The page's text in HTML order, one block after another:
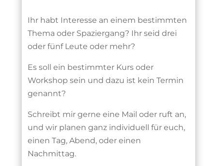
Ihr habt Interesse an einem bestimmten
Thema oder Spaziergang? Ihr seid drei
oder fünf Leute oder mehr?
Es soll ein bestimmter Kurs oder
Workshop sein und dazu ist kein Termin
genannt?
Schreibt mir gerne eine Mail oder ruft an,
und wir planen ganz individuell für euch,
einen Tag, Abend, oder einen
Nachmittag.